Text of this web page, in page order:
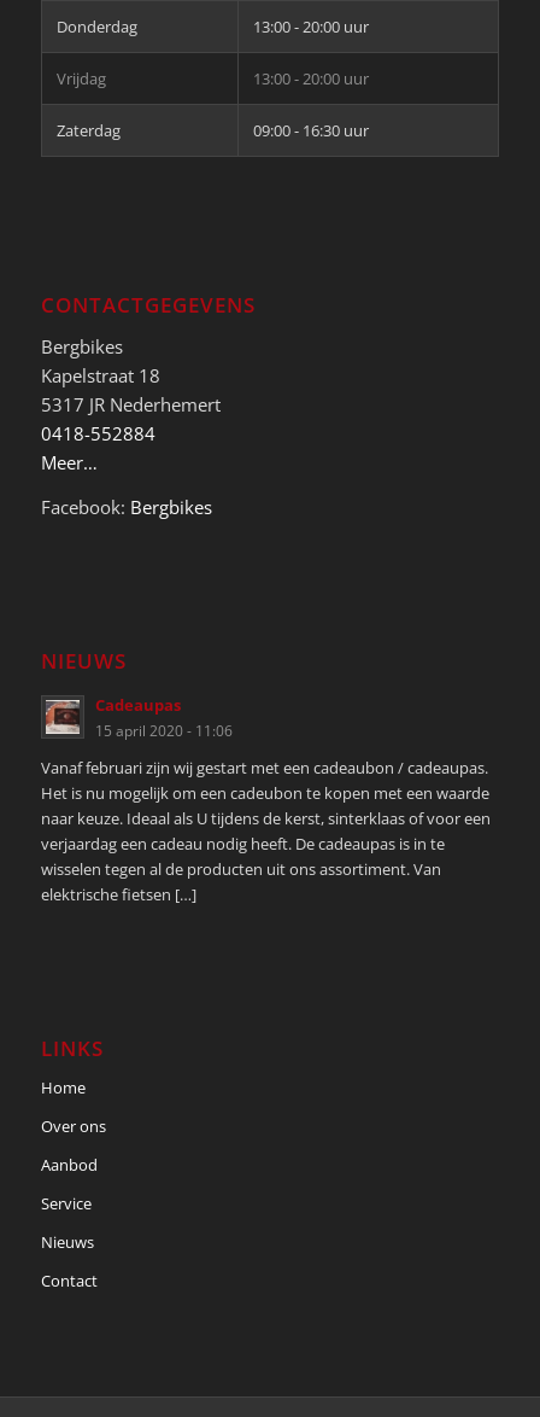
Donderdag 13:00 - 20:00 uur
Vrijdag 13:00 - 20:00 uur
Zaterdag 09:00 - 16:30 uur
CONTACTGEGEVENS
Bergbikes
Kapelstraat 18
5317 JR Nederhemert
0418-552884
Meer…
Facebook: Bergbikes
NIEUWS
Cadeaupas
15 april 2020 - 11:06
Vanaf februari zijn wij gestart met een cadeaubon / cadeaupas.
Het is nu mogelijk om een cadeubon te kopen met een waarde
naar keuze. Ideaal als U tijdens de kerst, sinterklaas of voor een
verjaardag een cadeau nodig heeft. De cadeaupas is in te
wisselen tegen al de producten uit ons assortiment. Van
elektrische fietsen […]
LINKS
Home
Over ons
Aanbod
Service
Nieuws
Contact